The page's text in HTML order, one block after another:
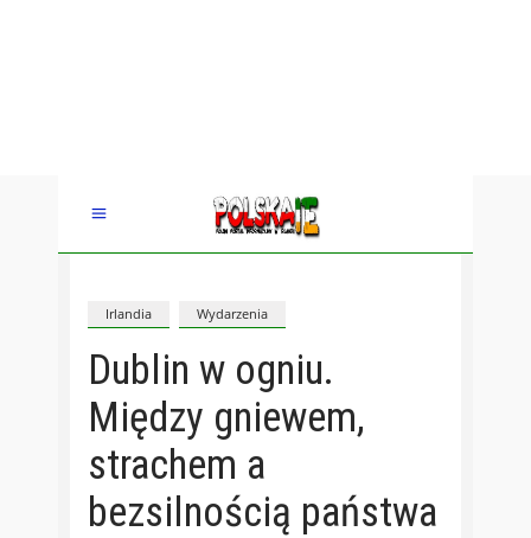
Irlandia Wydarzenia
Dublin w ogniu.
Między gniewem,
strachem a
bezsilnością państwa